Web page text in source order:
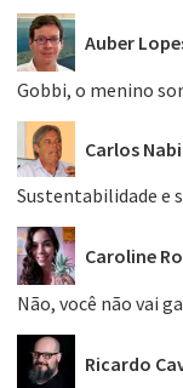
Auber
Gobbi, o menino
Carlos
Sustentabilidade e
Caroline
Não, você não vai
Ricardo